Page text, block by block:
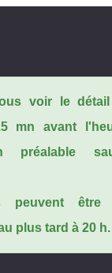
voir le
mn avant
préalable
peuvent
plus tard à 20 h.